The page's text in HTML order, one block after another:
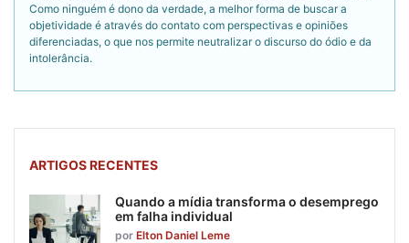
Como ninguém é dono da verdade, a melhor forma de buscar a
objetividade é através do contato com perspectivas e opiniões
diferenciadas, o que nos permite neutralizar o discurso do ódio e da
intolerância.
ARTIGOS RECENTES
Quando a mídia transforma o desemprego
em falha individual
por Elton Daniel Leme